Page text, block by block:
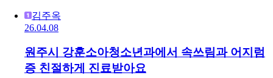
김주옥
26.04.08
원주시 강훈소아청소년과에서 속쓰림과 어지럼
증 친절하게 진료받아요